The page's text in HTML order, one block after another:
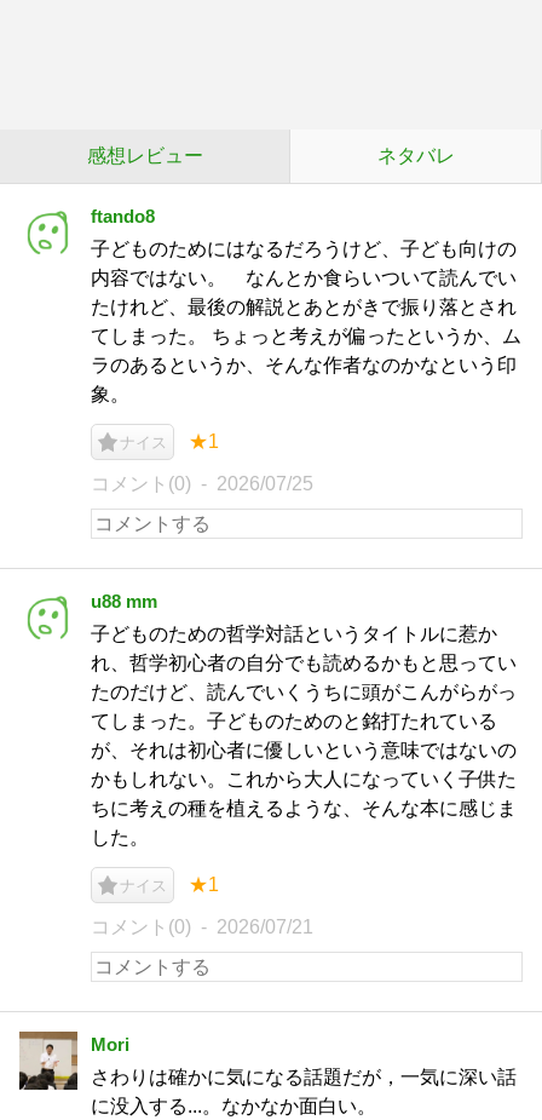
感想レビュー ネタバレ
ftando8
子どものためにはなるだろうけど、子ども向けの
内容ではない。 なんとか食らいついて読んでい
たけれど、最後の解説とあとがきで振り落とされ
てしまった。 ちょっと考えが偏ったというか、ム
ラのあるというか、そんな作者なのかなという印
象。
ナイス ★1
コメント(0) 2026/07/25
u88 mm
子どものための哲学対話というタイトルに惹か
れ、哲学初心者の自分でも読めるかもと思ってい
たのだけど、読んでいくうちに頭がこんがらがっ
てしまった。子どものためのと銘打たれている
が、それは初心者に優しいという意味ではないの
かもしれない。これから大人になっていく子供た
ちに考えの種を植えるような、そんな本に感じま
した。
ナイス ★1
コメント(0) 2026/07/21
Mori
さわりは確かに気になる話題だが，一気に深い話
に没入する...。なかなか面白い。